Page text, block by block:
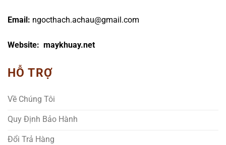
Email: ngocthach.achau@gmail.com
Website: maykhuay.net
HỖ TRỢ
Về Chúng Tôi
Quy Định Bảo Hành
Đổi Trả Hàng